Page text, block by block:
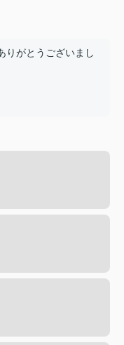
りがとうございまし